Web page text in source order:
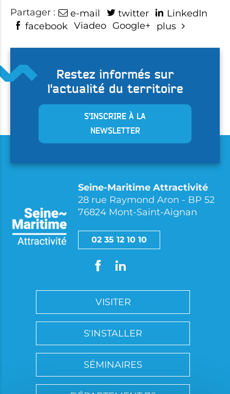
Partager : e-mail twitter
LinkedIn
facebook Viadeo Google+ plus
Restez informés sur
l'actualité du territoire
S'INSCRIRE À LA
NEWSLETTER
Seine-Maritime Attractivité
28 rue Raymond Aron - BP 52
76824 Mont-Saint-Aignan
02 35 12 10 10
VISITER
S'INSTALLER
SÉMINAIRES